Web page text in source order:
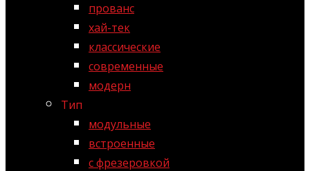
прованс
хай-тек
классические
современные
модерн
Тип
модульные
встроенные
с фрезеровкой